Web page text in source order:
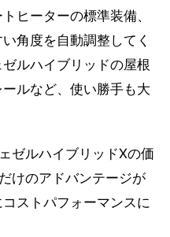
ヒーターの標準装備、
角度を自動調整してく
ルハイブリッドの屋根
ルなど、使い勝手も大
ゼルハイブリッドXの価
けのアドバンテージが
ストパフォーマンスに